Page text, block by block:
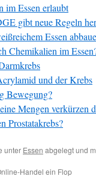
im Essen erlaubt
gibt neue Regeln
Essen
Chemikalien im
und der Krebs
Bewegung?
Mengen verkürzen
Prostatakrebs?
unter Essen abgelegt und
Handel ein Flop